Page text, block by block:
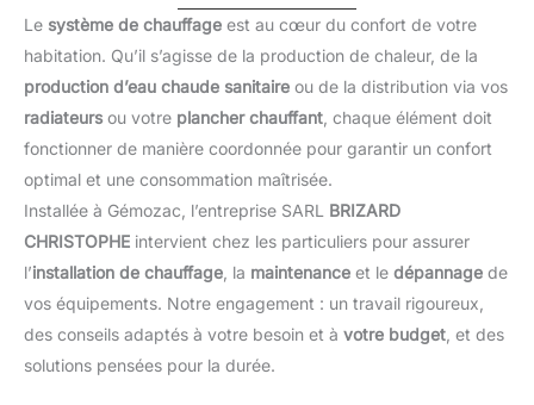
Le système de chauffage est au cœur du confort de votre
habitation. Qu’il s’agisse de la production de chaleur, de la
production d’eau chaude sanitaire ou de la distribution via vos
radiateursou votre plancher chauffant , chaque élément doit
fonctionner de manière coordonnée pour garantir un confort
optimal et une consommation maîtrisée.
Installée à Gémozac, l’entreprise SARL BRIZARD
CHRISTOPHE intervient chez les particuliers pour assurer
l’installation de chauffage , la maintenance et le dépannage de
vos équipements. Notre engagement : un travail rigoureux,
des conseils adaptés à votre besoin et à votre budget , et des
solutions pensées pour la durée.